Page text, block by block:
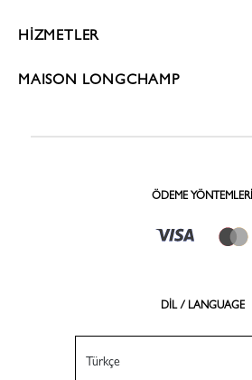
HİZMETLER
MAISON LONGCHAMP
ÖDEME YÖNTEMLERI
DİL / LANGUAGE
Türkçe